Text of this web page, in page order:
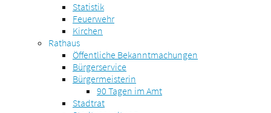
Statistik
Feuerwehr
Kirchen
Rathaus
Öffentliche Bekanntmachungen
Bürgerservice
Bürgermeisterin
90 Tagen im Amt
Stadtrat